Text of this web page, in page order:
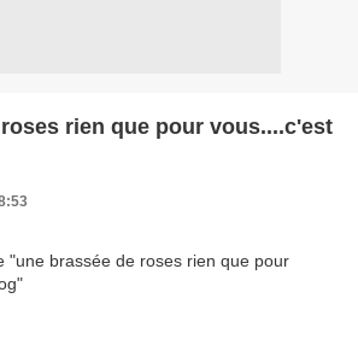
rien que pour vous....c'est